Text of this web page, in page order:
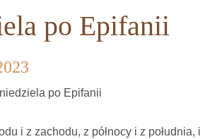
po Epifanii
po Epifanii
i z zachodu, z północy i z południa, i